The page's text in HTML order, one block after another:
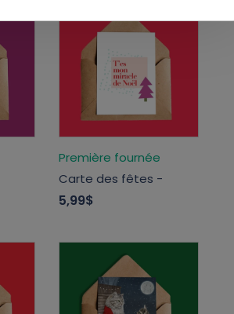
Première fournée
Carte des fêtes -
5,99$